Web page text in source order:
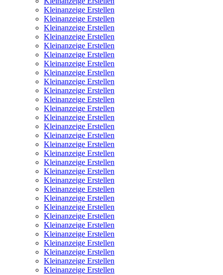
Kleinanzeige Erstellen
Kleinanzeige Erstellen
Kleinanzeige Erstellen
Kleinanzeige Erstellen
Kleinanzeige Erstellen
Kleinanzeige Erstellen
Kleinanzeige Erstellen
Kleinanzeige Erstellen
Kleinanzeige Erstellen
Kleinanzeige Erstellen
Kleinanzeige Erstellen
Kleinanzeige Erstellen
Kleinanzeige Erstellen
Kleinanzeige Erstellen
Kleinanzeige Erstellen
Kleinanzeige Erstellen
Kleinanzeige Erstellen
Kleinanzeige Erstellen
Kleinanzeige Erstellen
Kleinanzeige Erstellen
Kleinanzeige Erstellen
Kleinanzeige Erstellen
Kleinanzeige Erstellen
Kleinanzeige Erstellen
Kleinanzeige Erstellen
Kleinanzeige Erstellen
Kleinanzeige Erstellen
Kleinanzeige Erstellen
Kleinanzeige Erstellen
Kleinanzeige Erstellen